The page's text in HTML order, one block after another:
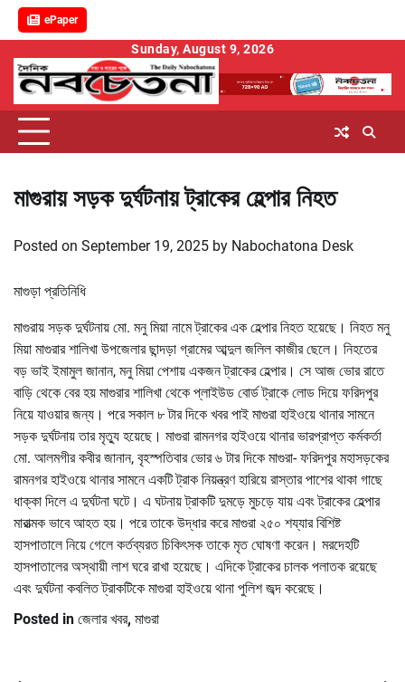
ePaper
content
Sunday, August 9, 2026
মাগুরায় সড়ক দুর্ঘটনায় ট্রাকের হেল্পার নিহত
Posted on September 19, 2025 by Nabochatona Desk
মাগুড়া প্রতিনিধি
মাগুরায় সড়ক দুর্ঘটনায় মো. মনু মিয়া নামে ট্রাকের এক হেল্পার নিহত হয়েছে। নিহত মনু
মিয়া মাগুরার শালিখা উপজেলার ছান্দড়া গ্রামের আব্দুল জলিল কাজীর ছেলে। নিহতের
বড় ভাই ইমামুল জানান, মনু মিয়া পেশায় একজন ট্রাকের হেল্পার। সে আজ ভোর রাতে
বাড়ি থেকে বের হয় মাগুরার শালিখা থেকে প্লাইউড বোর্ড ট্রাকে লোড দিয়ে ফরিদপুর
নিয়ে যাওয়ার জন্য। পরে সকাল ৮ টার দিকে খবর পাই মাগুরা হাইওয়ে থানার সামনে
সড়ক দুর্ঘটনায় তার মৃত্যু হয়েছে। মাগুরা রামনগর হাইওয়ে থানার ভারপ্রাপ্ত কর্মকর্তা
মো. আলমগীর কবীর জানান, বৃহস্পতিবার ভোর ৬ টার দিকে মাগুরা- ফরিদপুর মহাসড়কের
রামনগর হাইওয়ে থানার সামনে একটি ট্রাক নিয়ন্ত্রণ হারিয়ে রাস্তার পাশের থাকা গাছে
ধাক্কা দিলে এ দুর্ঘটনা ঘটে। এ ঘটনায় ট্রাকটি দুমড়ে মুচড়ে যায় এবং ট্রাকের হেল্পার
মারাত্মক ভাবে আহত হয়। পরে তাকে উদ্ধার করে মাগুরা ২৫০ শয্যার বিশিষ্ট
হাসপাতালে নিয়ে গেলে কর্তব্যরত চিকিৎসক তাকে মৃত ঘোষণা করেন। মরদেহটি
হাসপাতালের অস্থায়ী লাশ ঘরে রাখা হয়েছে। এদিকে ট্রাকের চালক পলাতক রয়েছে
এবং দুর্ঘটনা কবলিত ট্রাকটিকে মাগুরা হাইওয়ে থানা পুলিশ জব্দ করেছে।
Posted in জেলার খবর, মাগুরা